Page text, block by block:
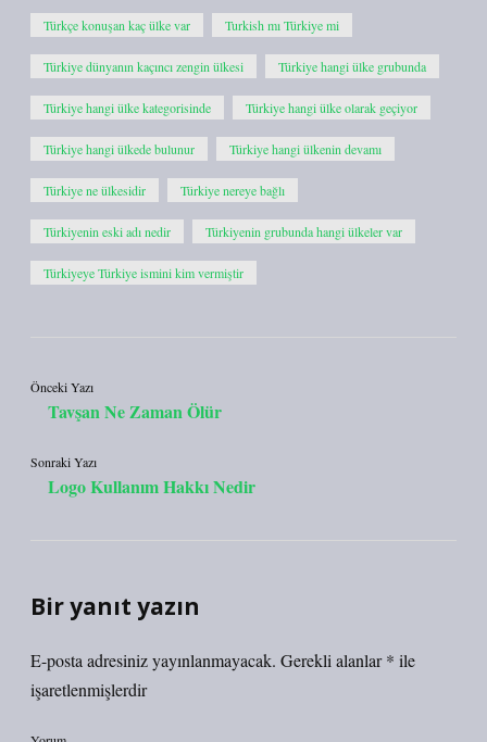
Türkçe konuşan kaç ülke var Turkish mı Türkiye mi
Türkiye dünyanın kaçıncı zengin ülkesi Türkiye hangi ülke grubunda
Türkiye hangi ülke kategorisinde Türkiye hangi ülke olarak geçiyor
Türkiye hangi ülkede bulunur Türkiye hangi ülkenin devamı
Türkiye ne ülkesidir Türkiye nereye bağlı
Türkiyenin eski adı nedir Türkiyenin grubunda hangi ülkeler var
Türkiyeye Türkiye ismini kim vermiştir
Önceki Yazı
Tavşan Ne Zaman Ölür
Sonraki Yazı
Logo Kullanım Hakkı Nedir
Bir yanıt yazın
E-posta adresiniz yayınlanmayacak. Gerekli alanlar* ile
işaretlenmişlerdir